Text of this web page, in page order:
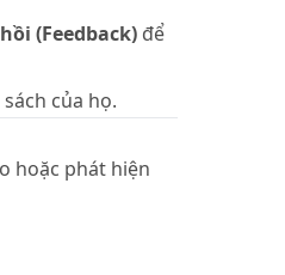
(Feedback) để
của họ.
hoặc phát hiện